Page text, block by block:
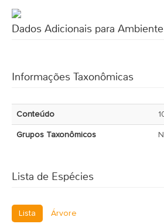
Dados Adicionais para
Informações Taxonômicas
Conteúdo
Grupos Taxonômicos
Lista de Espécies
Lista Árvore